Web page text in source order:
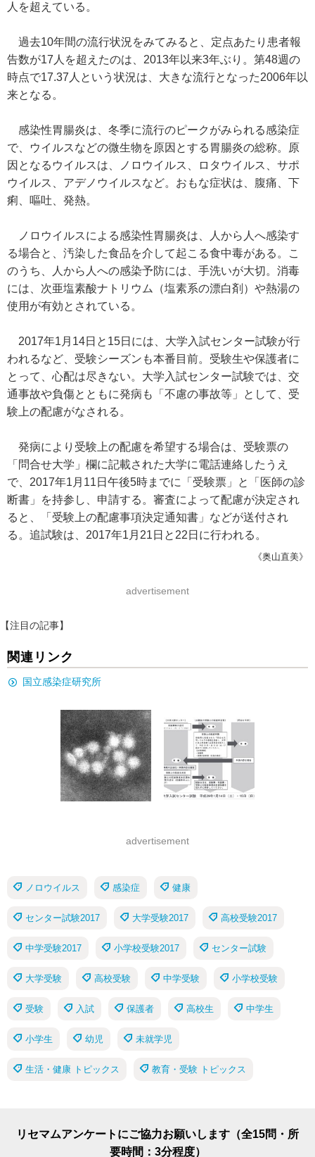
人を超えている。
過去10年間の流行状況をみてみると、定点あたり患者報
告数が17人を超えたのは、2013年以来3年ぶり。第48週の
時点で17.37人という状況は、大きな流行となった2006年以
来となる。
感染性胃腸炎は、冬季に流行のピークがみられる感染症
で、ウイルスなどの微生物を原因とする胃腸炎の総称。原
因となるウイルスは、ノロウイルス、ロタウイルス、サポ
ウイルス、アデノウイルスなど。おもな症状は、腹痛、下
痢、嘔吐、発熱。
ノロウイルスによる感染性胃腸炎は、人から人へ感染す
る場合と、汚染した食品を介して起こる食中毒がある。こ
のうち、人から人への感染予防には、手洗いが大切。消毒
には、次亜塩素酸ナトリウム（塩素系の漂白剤）や熱湯の
使用が有効とされている。
2017年1月14日と15日には、大学入試センター試験が行
われるなど、受験シーズンも本番目前。受験生や保護者に
とって、心配は尽きない。大学入試センター試験では、交
通事故や負傷とともに発病も「不慮の事故等」として、受
験上の配慮がなされる。
発病により受験上の配慮を希望する場合は、受験票の
「問合せ大学」欄に記載された大学に電話連絡したうえ
で、2017年1月11日午後5時までに「受験票」と「医師の診
断書」を持参し、申請する。審査によって配慮が決定され
ると、「受験上の配慮事項決定通知書」などが送付され
る。追試験は、2017年1月21日と22日に行われる。
《奥山直美》
advertisement
【注目の記事】
関連リンク
国立感染症研究所
advertisement
ノロウイルス 感染症 健康
センター試験2017 大学受験2017 高校受験2017
中学受験2017 小学校受験2017 センター試験
大学受験 高校受験 中学受験 小学校受験
受験 入試 保護者 高校生 中学生
小学生 幼児 未就学児
生活・健康 トピックス 教育・受験 トピックス
リセマムアンケートにご協力お願いします（全15問・所
要時間：3分程度）